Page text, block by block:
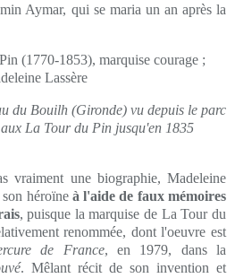
Aymar, qui se maria un an après la
du Bouilh (Gironde) vu depuis le parc
La Tour du Pin jusqu'en 1835
vraiment une biographie, Madeleine
héroïne à l'aide de faux mémoires
, puisque la marquise de La Tour du
renommée, dont l'oeuvre est
de France, en 1979, dans la
. Mêlant récit de son invention et